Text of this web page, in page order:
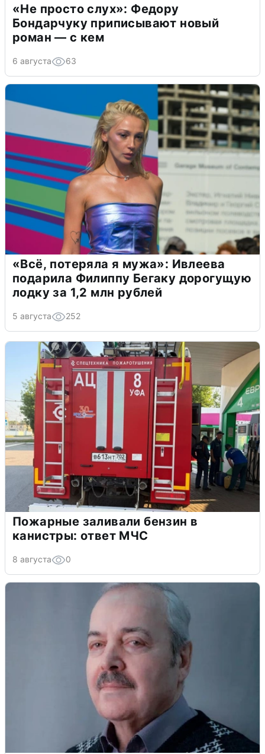
«Не просто слух»: Федору
Бондарчуку приписывают новый
роман — с кем
6 августа 63
«Всё, потеряла я мужа»: Ивлеева
подарила Филиппу Бегаку дорогущую
лодку за 1,2 млн рублей
5 августа 252
Пожарные заливали бензин в
канистры: ответ МЧС
8 августа 0